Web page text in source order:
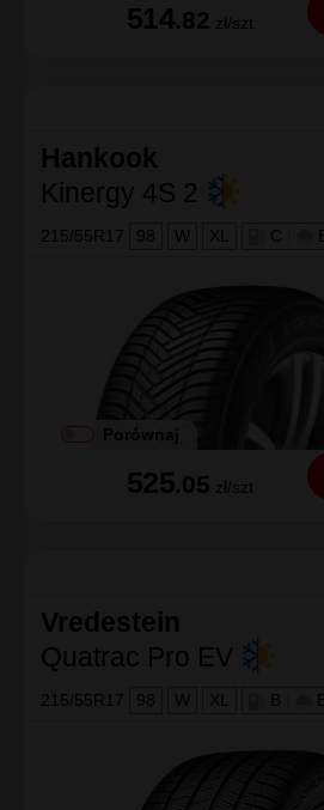
514.82 zł/szt
Hankook
Kinergy 4S 2
215/55R17 98 W XL C
Porównaj
525.05 zł/szt
Vredestein
Quatrac Pro EV
215/55R17 98 W XL B